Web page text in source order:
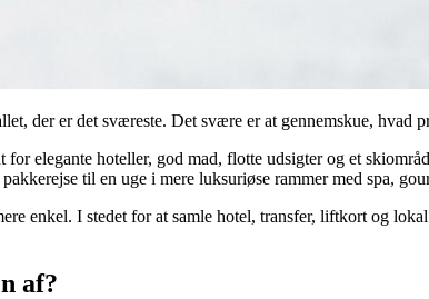
der er det sværeste. Det svære er at gennemskue, hvad
elegante hoteller, god mad, flotte udsigter og et
til en uge i mere luksuriøse rammer med spa,
enkel. I stedet for at samle hotel, transfer, liftkort og
af?